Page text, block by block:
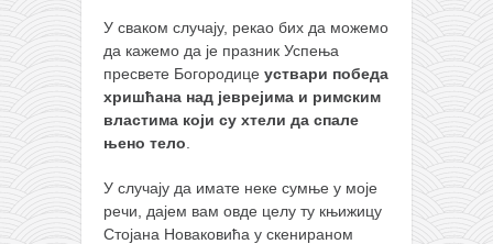
У сваком случају, рекао бих да можемо
да кажемо да је празник Успења
пресвете Богородице уствари победа
хришћана над јеврејима и римским
властима који су хтели да спале
њено тело
У случају да имате неке сумње у моје
речи, дајем вам овде целу ту књижицу
Стојана Новаковића у скенираном